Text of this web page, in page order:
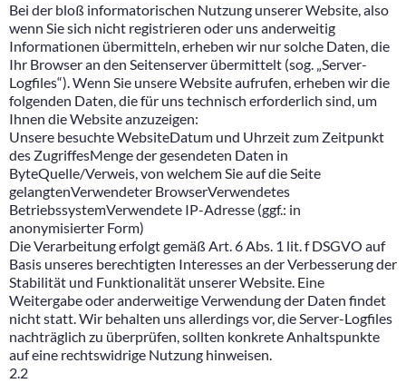
Bei der bloß informatorischen Nutzung unserer Website, also
wenn Sie sich nicht registrieren oder uns anderweitig
Informationen übermitteln, erheben wir nur solche Daten, die
Ihr Browser an den Seitenserver übermittelt (sog. „Server-
Logfiles“). Wenn Sie unsere Website aufrufen, erheben wir die
folgenden Daten, die für uns technisch erforderlich sind, um
Ihnen die Website anzuzeigen:
Unsere besuchte WebsiteDatum und Uhrzeit zum Zeitpunkt
des ZugriffesMenge der gesendeten Daten in
ByteQuelle/Verweis, von welchem Sie auf die Seite
gelangtenVerwendeter BrowserVerwendetes
BetriebssystemVerwendete IP-Adresse (ggf.: in
anonymisierter Form)
Die Verarbeitung erfolgt gemäß Art. 6 Abs. 1 lit. f DSGVO auf
Basis unseres berechtigten Interesses an der Verbesserung der
Stabilität und Funktionalität unserer Website. Eine
Weitergabe oder anderweitige Verwendung der Daten findet
nicht statt. Wir behalten uns allerdings vor, die Server-Logfiles
nachträglich zu überprüfen, sollten konkrete Anhaltspunkte
auf eine rechtswidrige Nutzung hinweisen.
2.2